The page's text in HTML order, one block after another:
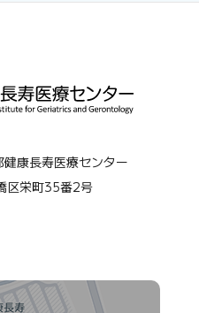
康長寿医療センター
区栄町35番2号